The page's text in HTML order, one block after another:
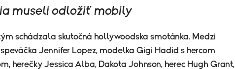
museli odložiť mobily
schádzala skutočná hollywoodska smotánka. Medzi
Jennifer Lopez, modelka Gigi Hadid s hercom
herečky Jessica Alba, Dakota Johnson, herec Hugh Grant,